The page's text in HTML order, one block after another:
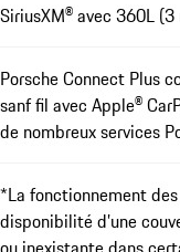
SiriusXM® avec 360L
Porsche Connect Plus
sanf fil avec Apple®
de nombreux services
*La fonctionnement
disponibilité d’une